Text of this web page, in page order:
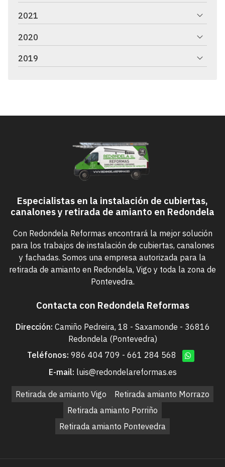
2021
2020
2019
Especialistas en la instalación de cubiertas,
canalones y retirada de amianto en Redondela
Con Redondela Reformas encontrará la mejor solución
para los trabajos de instalación de cubiertas, canalones
y fachadas. Somos una empresa autorizada para la
retirada de amianto en Redondela, Vigo y toda la zona de
Pontevedra.
Contacta con Redondela Reformas
Dirección: Camiño Pedreira, 18 - Saxamonde - 36816
Redondela (Pontevedra)
Teléfonos: 986 404 709 - 661 284 568
E-mail: luis@redondelareformas.es
Retirada de amianto Vigo
Retirada amianto Morrazo
Retirada amianto Porriño
Retirada amianto Pontevedra